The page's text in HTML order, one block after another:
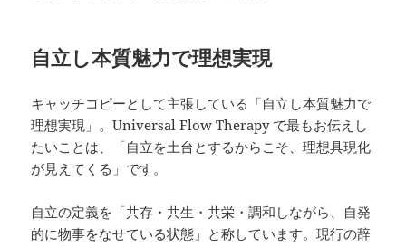
自立し本質魅力で理想実現
キャッチコピーとして主張している「自立し本質魅力で
理想実現」。Universal Flow Therapy で最もお伝えし
たいことは、「自立を土台とするからこそ、理想具現化
が見えてくる」です。
自立の定義を「共存・共生・共栄・調和しながら、自発
的に物事をなせている状態」と称しています。現行の辞